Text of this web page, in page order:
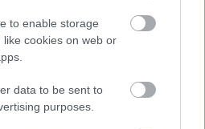
to enable storage
cookies on web or
data to be sent to
purposes.